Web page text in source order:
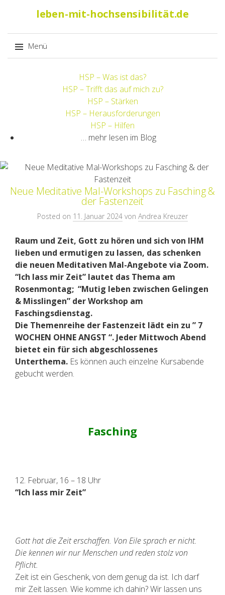
leben-mit-hochsensibilität.de
Menü
HSP – Was ist das?
HSP – Trifft das auf mich zu?
HSP – Stärken
HSP – Herausforderungen
HSP – Hilfen
… mehr lesen im Blog
Neue Meditative Mal-Workshops zu Fasching &
der Fastenzeit
Posted on 11. Januar 2024 von Andrea Kreuzer
Raum und Zeit, Gott zu hören und sich von IHM
lieben und ermutigen zu lassen, das schenken
die neuen Meditativen Mal-Angebote via Zoom.
“Ich lass mir Zeit” lautet das Thema am
Rosenmontag; “Mutig leben zwischen Gelingen
& Misslingen” der Workshop am
Faschingsdienstag.
Die Themenreihe der Fastenzeit lädt ein zu ” 7
WOCHEN OHNE ANGST “. Jeder Mittwoch Abend
bietet ein für sich abgeschlossenes
Unterthema. Es können auch einzelne Kursabende
gebucht werden.
Fasching
12. Februar, 16 – 18 Uhr
“Ich lass mir Zeit”
Gott hat die Zeit erschaffen. Von Eile sprach er nicht.
Die kennen wir nur Menschen und reden stolz von
Pflicht.
Zeit ist ein Geschenk, von dem genug da ist. Ich darf
mir Zeit lassen. Wie komme ich dahin? Wir lassen uns